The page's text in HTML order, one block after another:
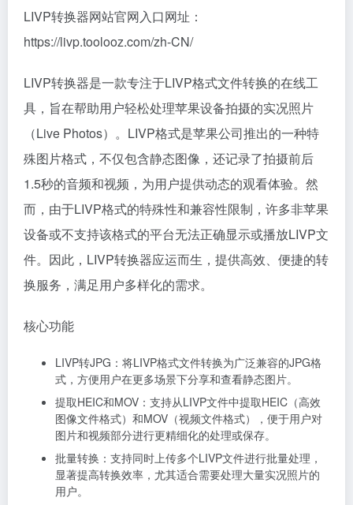
LIVP转换器网站官网入口网址：
https://livp.toolooz.com/zh-CN/
LIVP转换器是一款专注于LIVP格式文件转换的在线工
具，旨在帮助用户轻松处理苹果设备拍摄的实况照片
（Live Photos）。LIVP格式是苹果公司推出的一种特
殊图片格式，不仅包含静态图像，还记录了拍摄前后
1.5秒的音频和视频，为用户提供动态的观看体验。然
而，由于LIVP格式的特殊性和兼容性限制，许多非苹果
设备或不支持该格式的平台无法正确显示或播放LIVP文
件。因此，LIVP转换器应运而生，提供高效、便捷的转
换服务，满足用户多样化的需求。
核心功能
LIVP转JPG：将LIVP格式文件转换为广泛兼容的JPG格
式，方便用户在更多场景下分享和查看静态图片。
提取HEIC和MOV：支持从LIVP文件中提取HEIC（高效
图像文件格式）和MOV（视频文件格式），便于用户对
图片和视频部分进行更精细化的处理或保存。
批量转换：支持同时上传多个LIVP文件进行批量处理，
显著提高转换效率，尤其适合需要处理大量实况照片的
用户。